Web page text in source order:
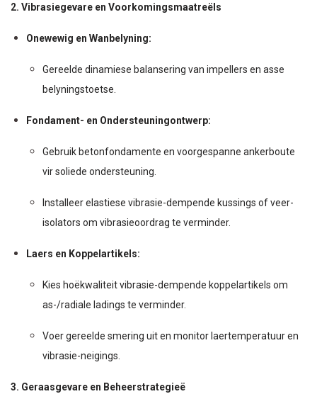
2. Vibrasiegevare en Voorkomingsmaatreëls
Onewewig en Wanbelyning:
Gereelde dinamiese balansering van impellers en asse
belyningstoetse.
Fondament- en Ondersteuningontwerp:
Gebruik betonfondamente en voorgespanne ankerboute
vir soliede ondersteuning.
Installeer elastiese vibrasie-dempende kussings of veer-
isolators om vibrasieoordrag te verminder.
Laers en Koppelartikels:
Kies hoëkwaliteit vibrasie-dempende koppelartikels om
as-/radiale ladings te verminder.
Voer gereelde smering uit en monitor laertemperatuur en
vibrasie-neigings.
3. Geraasgevare en Beheerstrategieë